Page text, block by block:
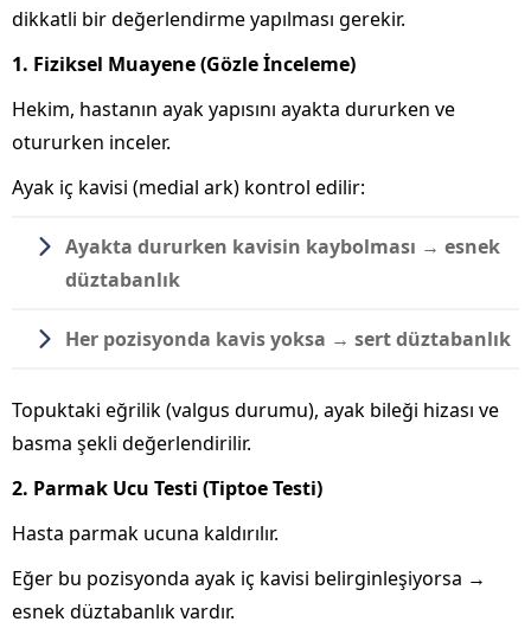
dikkatli bir değerlendirme yapılması gerekir.
1. Fiziksel Muayene (Gözle İnceleme)
Hekim, hastanın ayak yapısını ayakta dururken ve
otururken inceler.
Ayak iç kavisi (medial ark) kontrol edilir:
Ayakta dururken kavisin kaybolması → esnek
düztabanlık
Her pozisyonda kavis yoksa → sert düztabanlık
Topuktaki eğrilik (valgus durumu), ayak bileği hizası ve
basma şekli değerlendirilir.
2. Parmak Ucu Testi (Tiptoe Testi)
Hasta parmak ucuna kaldırılır.
Eğer bu pozisyonda ayak iç kavisi belirginleşiyorsa →
esnek düztabanlık vardır.